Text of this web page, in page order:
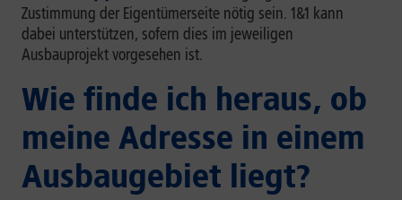
Zustimmung der Eigentümerseite nötig sein. 1&1 kann
dabei unterstützen, sofern dies im jeweiligen
Ausbauprojekt vorgesehen ist.
Wie finde ich heraus, ob
meine Adresse in einem
Ausbaugebiet liegt?